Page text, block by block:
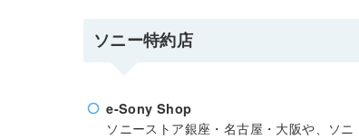
ソニー特約店
e-Sony Shop
ソニーストア銀座・名古屋・大阪や、ソニ